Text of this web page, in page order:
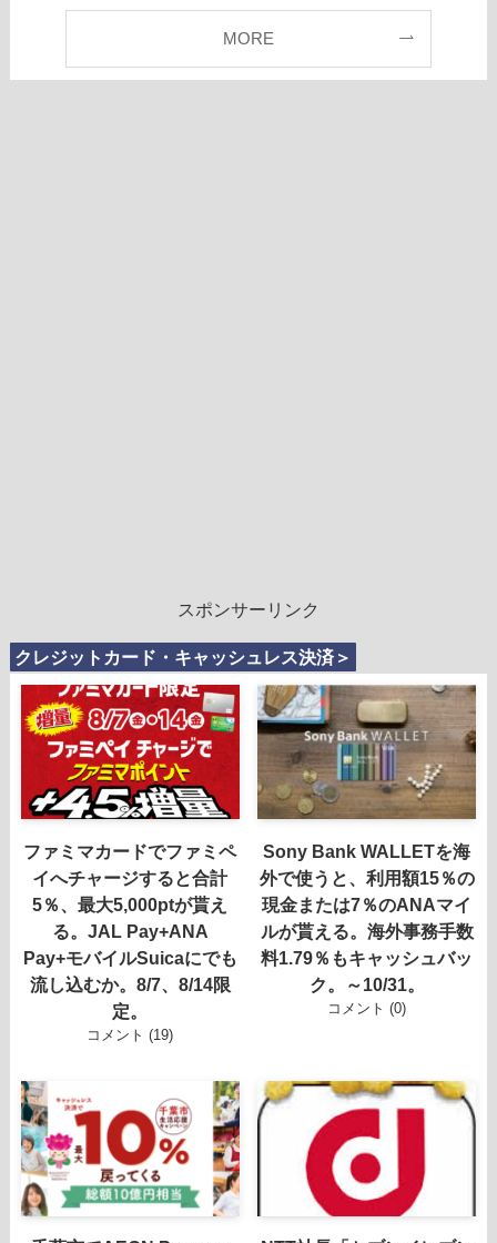
MORE
スポンサーリンク
クレジットカード・キャッシュレス決済＞
ファミマカードでファミペ
イへチャージすると合計
5％、最大5,000ptが貰え
る。JAL Pay+ANA
Pay+モバイルSuicaにでも
流し込むか。8/7、8/14限
定。
コメント (19)
Sony Bank WALLETを海
外で使うと、利用額15％の
現金または7％のANAマイ
ルが貰える。海外事務手数
料1.79％もキャッシュバッ
ク。～10/31。
コメント (0)